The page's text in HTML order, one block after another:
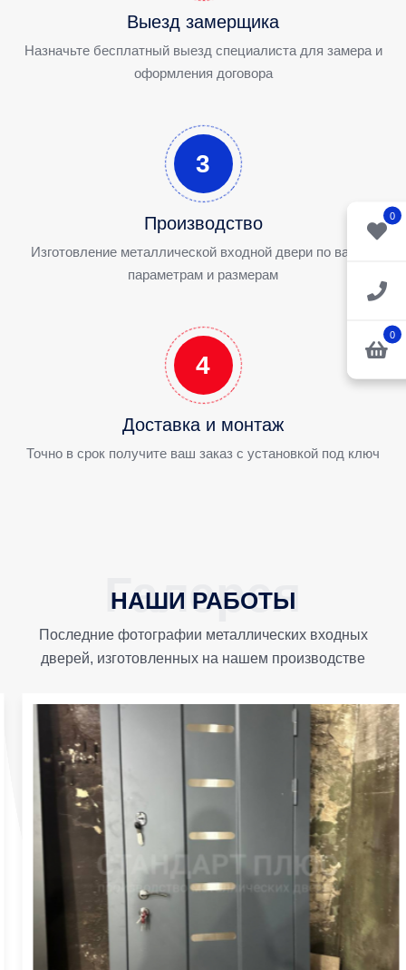
0
0
Выезд замерщика
Назначьте бесплатный выезд специалиста для замера и
оформления договора
3
Производство
Изготовление металлической входной двери по вашим
параметрам и размерам
4
Доставка и монтаж
Точно в срок получите ваш заказ с установкой под ключ
НАШИ РАБОТЫ
Последние фотографии металлических входных
дверей, изготовленных на нашем производстве